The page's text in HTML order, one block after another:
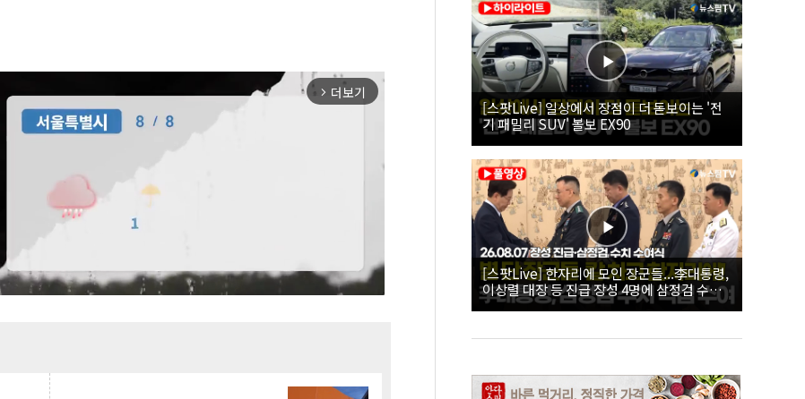
arrow_forward_ios 더보기
[스팟Live] 일상에서 장점이 더 돋보이는 '전
기 패밀리 SUV' 볼보 EX90
[스팟Live] 한자리에 모인 장군들...李대통령,
이상렬 대장 등 진급 장성 4명에 삼정검 수치
직접 수여｜26.08.07 장성 진급·삼정검 수치